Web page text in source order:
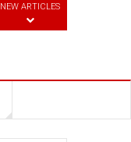
NEW ARTICLES